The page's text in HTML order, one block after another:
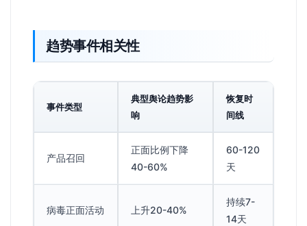
趋势事件相关性
事件类型
典型舆论趋势影
响
恢复时
间线
产品召回
正面比例下降
40-60%
60-120
天
病毒正面活动 上升20-40%
持续7-
14天